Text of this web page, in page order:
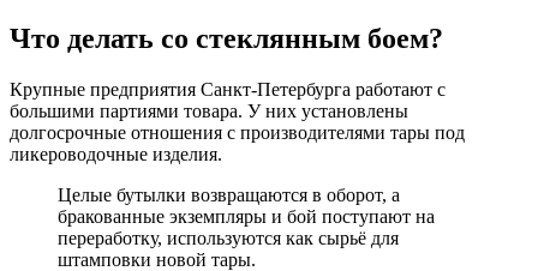
Что делать со стеклянным боем?
Крупные предприятия Санкт-Петербурга работают с
большими партиями товара. У них установлены
долгосрочные отношения с производителями тары под
ликероводочные изделия.
Целые бутылки возвращаются в оборот, а
бракованные экземпляры и бой поступают на
переработку, используются как сырьё для
штамповки новой тары.